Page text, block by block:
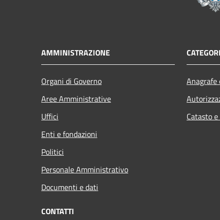
AMMINISTRAZIONE
Organi di Governo
Aree Amministrative
Uffici
Enti e fondazioni
Politici
Personale Amministrativo
Documenti e dati
Catasto
CONTATTI